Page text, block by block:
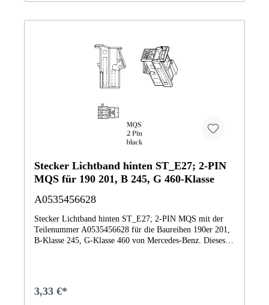
Stecker Lichtband hinten ST_E27; 2-PIN
MQS für 190 201, B 245, G 460-Klasse
A0535456628
Stecker Lichtband hinten ST_E27; 2-PIN MQS mit der
Teilenummer A0535456628 für die Baureihen 190er 201,
B-Klasse 245, G-Klasse 460 von Mercedes-Benz. Dieses
Dieses Teil ersetzt die Teilenummer A2078260158. Das
3,33 €*